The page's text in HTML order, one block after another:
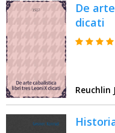
De
dicati
Reuchlin